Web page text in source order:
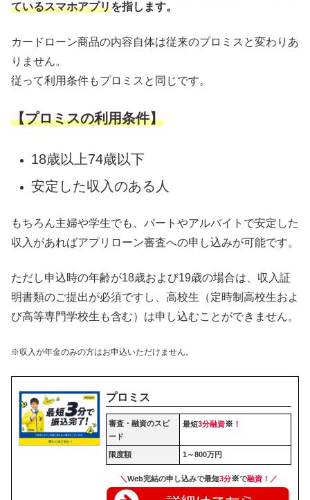
ているスマホアプリを指します。
カードローン商品の内容自体は従来のプロミスと変わりあ
りません。
従って利用条件もプロミスと同じです。
【プロミスの利用条件】
18歳以上74歳以下
安定した収入のある人
もちろん主婦や学生でも、パートやアルバイトで安定した
収入があればアプリローン審査への申し込みが可能です。
ただし申込時の年齢が18歳および19歳の場合は、収入証
明書類のご提出が必須ですし、高校生（定時制高校生およ
び高等専門学校生も含む）は申し込むことができません。
※収入が年金のみの方はお申込いただけません。
プロミス
審査・融資のスピ
ード
最短3分融資※ ！
限度額 1～800万円
＼Web完結の申し込みで最短3分※で融資！／